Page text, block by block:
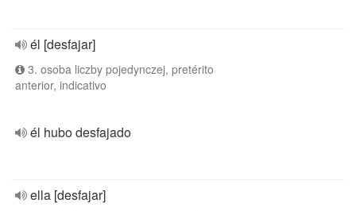
él [desfajar]
3. osoba liczby pojedynczej, pretérito
anterior, indicativo
él hubo desfajado
ella [desfajar]